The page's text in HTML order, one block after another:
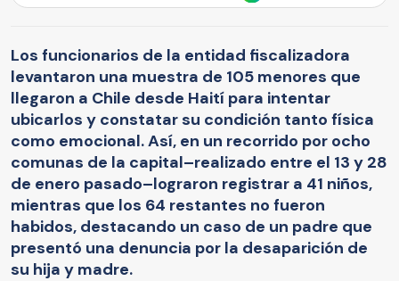
Los funcionarios de la entidad fiscalizadora
levantaron una muestra de 105 menores que
llegaron a Chile desde Haití para intentar
ubicarlos y constatar su condición tanto física
como emocional. Así, en un recorrido por ocho
comunas de la capital–realizado entre el 13 y 28
de enero pasado–lograron registrar a 41 niños,
mientras que los 64 restantes no fueron
habidos, destacando un caso de un padre que
presentó una denuncia por la desaparición de
su hija y madre.